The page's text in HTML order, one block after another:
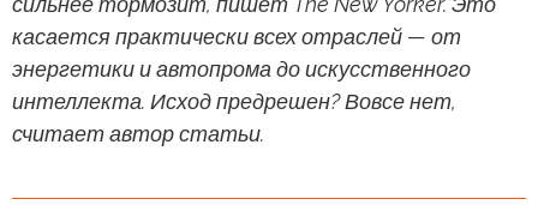
касается практически всех отраслей — от
энергетики и автопрома до искусственного
интеллекта. Исход предрешен? Вовсе нет,
считает автор статьи.